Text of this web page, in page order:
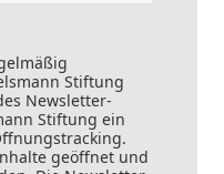
Stiftung
Newsletter-
Stiftung ein
geöffnet und